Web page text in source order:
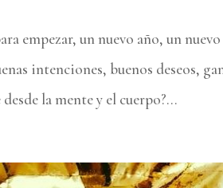
empezar, un nuevo año, un
intenciones, buenos deseos,
la mente y el cuerpo?...